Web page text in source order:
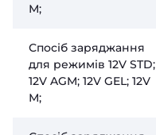
М;
Спосіб заряджання
для режимів 12V STD;
12V AGM; 12V GEL; 12V
М;